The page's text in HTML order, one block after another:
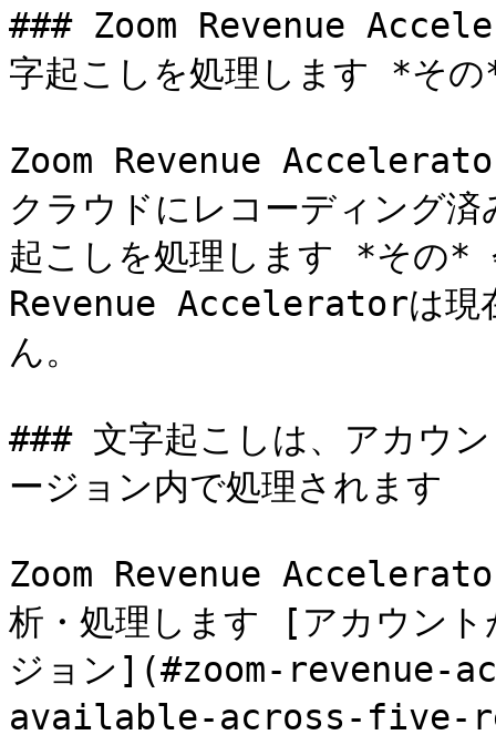
### Zoom Revenue
字起こしを処理します *そ
Zoom Revenue
クラウドにレコーディング
起こしを処理します *その*
Revenue Acceleratorは現
ん。
### 文字起こしは、アカウ
ージョン内で処理されます
Zoom Revenue
析・処理します [アカウント
ジョン](#zoom-
available-across-five-